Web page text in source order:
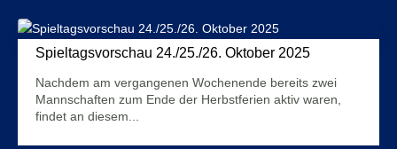
Spieltagsvorschau 24./25./26. Oktober 2025
Nachdem am vergangenen Wochenende bereits zwei
Mannschaften zum Ende der Herbstferien aktiv waren,
findet an diesem...